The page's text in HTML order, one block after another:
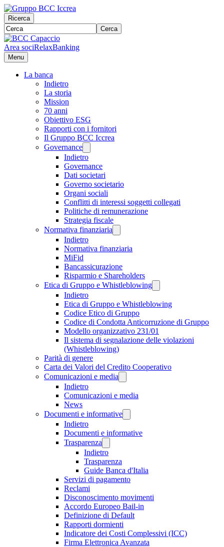
Ricerca
Cerca
Area sociRelaxBanking
Menu
La banca
Indietro
La storia
Mission
70 anni
Obiettivo ESG
Rapporti con i fornitori
Il Gruppo BCC Iccrea
Governance
Indietro
Governance
Dati societari
Governo societario
Organi sociali
Conflitti di interessi soggetti collegati
Politiche di remunerazione
Strategia fiscale
Normativa finanziaria
Indietro
Normativa finanziaria
MiFid
Bancassicurazione
Risparmio e Shareholders
Etica di Gruppo e Whistleblowing
Indietro
Etica di Gruppo e Whistleblowing
Codice Etico di Gruppo
Codice di Condotta Anticorruzione di Gruppo
Modello organizzativo 231/01
Il sistema di segnalazione delle violazioni
(Whistleblowing)
Parità di genere
Carta dei Valori del Credito Cooperativo
Comunicazioni e media
Indietro
Comunicazioni e media
News
Documenti e informative
Indietro
Documenti e informative
Trasparenza
Indietro
Trasparenza
Guide Banca d'Italia
Servizi di pagamento
Reclami
Disconoscimento movimenti
Accordo Europeo Bail-in
Definizione di Default
Rapporti dormienti
Indicatore dei Costi Complessivi (ICC)
Firma Elettronica Avanzata